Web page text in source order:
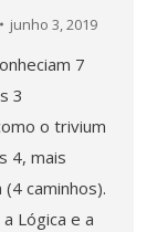
junho 3, 2019
7
3
o trivium
4, mais
caminhos).
Lógica e a